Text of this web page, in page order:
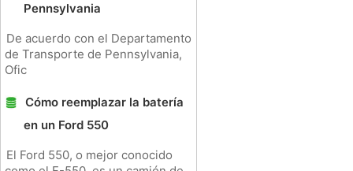
Pennsylvania
De acuerdo con el Departamento
de Transporte de Pennsylvania,
Ofic
Cómo reemplazar la batería
en un Ford 550
El Ford 550, o mejor conocido